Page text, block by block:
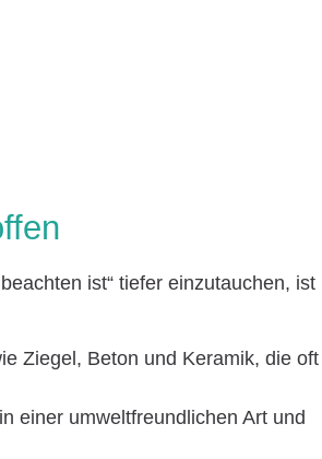
ist“ tiefer einzutauchen, ist
Ziegel, Beton und Keramik, die oft
einer umweltfreundlichen Art und